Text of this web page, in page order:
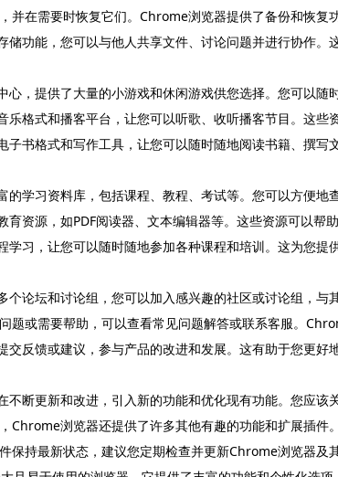
并在需要时恢复它们。Chrome浏览器提供了备份和恢复
功能，您可以与他人共享文件、讨论问题并进行协作。
，提供了大量的小游戏和休闲游戏供您选择。您可以随
格式和播客平台，让您可以听歌、收听播客节目。这些
书格式和写作工具，让您可以随时随地阅读书籍、撰写
学习资料库，包括课程、教程、考试等。您可以方便地
资源，如PDF阅读器、文本编辑器等。这些资源可以帮助
习，让您可以随时随地参加各种课程和培训。这为您提
论坛和讨论组，您可以加入感兴趣的社区或讨论组，与
题或需要帮助，可以查看常见问题解答或联系客服。
反馈或建议，参与产品的改进和发展。这有助于您更好
断更新和改进，引入新的功能和优化现有功能。您应该
Chrome浏览器还提供了许多其他有趣的功能和扩展插件
保持最新状态，建议您定期检查并更新Chrome浏览器及